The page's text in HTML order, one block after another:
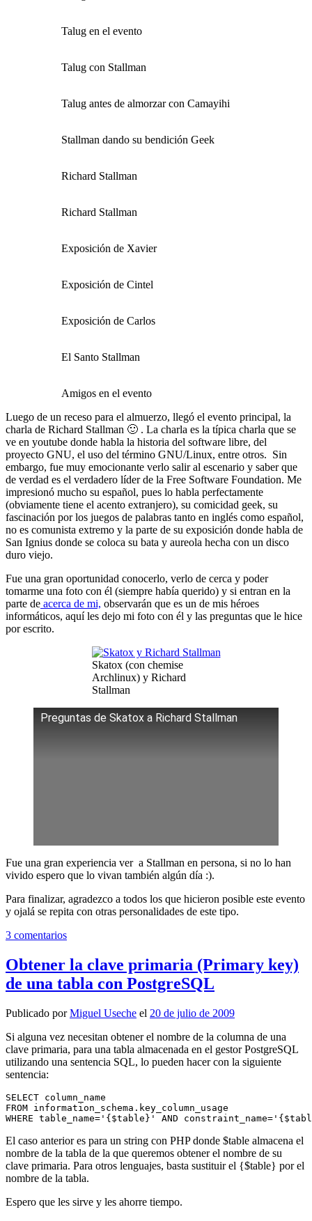
Talug en el evento
Talug con Stallman
Talug antes de almorzar con Camayihi
Stallman dando su bendición Geek
Richard Stallman
Richard Stallman
Exposición de Xavier
Exposición de Cintel
Exposición de Carlos
El Santo Stallman
Amigos en el evento
Luego de un receso para el almuerzo, llegó el evento principal, la
charla de Richard Stallman 🙂 . La charla es la tí­pica charla que se
ve en youtube donde habla la historia del software libre, del
proyecto GNU, el uso del término GNU/Linux, entre otros. Sin
embargo, fue muy emocionante verlo salir al escenario y saber que
de verdad es el verdadero lí­der de la Free Software Foundation. Me
impresionó mucho su español, pues lo habla perfectamente
(obviamente tiene el acento extranjero), su comicidad geek, su
fascinación por los juegos de palabras tanto en inglés como español,
no es comunista extremo y la parte de su exposición donde habla de
San Ignius donde se coloca su bata y aureola hecha con un disco
duro viejo.
Fue una gran oportunidad conocerlo, verlo de cerca y poder
tomarme una foto con él (siempre habí­a querido) y si entran en la
parte de acerca de mi, observarán que es un de mis héroes
informáticos, aquí­ les dejo mi foto con él y las preguntas que le hice
por escrito.
Skatox (con chemise
Archlinux) y Richard
Stallman
Preguntas de Skatox a Richard Stallman
Fue una gran experiencia ver a Stallman en persona, si no lo han
vivido espero que lo vivan también algún dí­a :).
Para finalizar, agradezco a todos los que hicieron posible este evento
y ojalá se repita con otras personalidades de este tipo.
3 comentarios
Obtener la clave primaria (Primary key)
de una tabla con PostgreSQL
Publicado porMiguel Useche el 20 de julio de 2009
Si alguna vez necesitan obtener el nombre de la columna de una
clave primaria, para una tabla almacenada en el gestor PostgreSQL
utilizando una sentencia SQL, lo pueden hacer con la siguiente
sentencia:
SELECT column_name
FROM information_schema.key_column_usage
WHERE table_name='{$table}' AND
El caso anterior es para un string con PHP donde $table almacena el
nombre de la tabla de la que queremos obtener el nombre de su
clave primaria. Para otros lenguajes, basta sustituir el {$table} por el
nombre de la tabla.
Espero que les sirve y les ahorre tiempo.